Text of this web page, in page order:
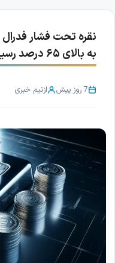
نقره تحت فشار فدرال
به بالای ۶۵ درصد رسید
7 روز پیش ازتیم خبری